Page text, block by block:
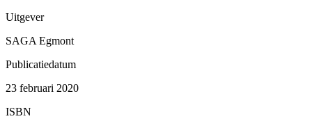
Uitgever
SAGA Egmont
Publicatiedatum
23 februari 2020
ISBN